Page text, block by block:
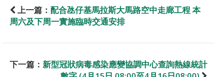
上一篇： 配合氹仔基馬拉斯大馬路空中走廊工程 本
周六及下周一實施臨時交通安排
下一篇： 新型冠狀病毒感染應變協調中心查詢熱線統計